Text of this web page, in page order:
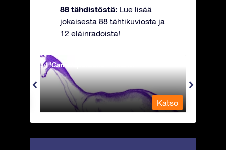
88 tähdistöstä: Lue lisää
jokaisesta 88 tähtikuviosta ja
12 eläinradoista!
Camelopardalis - Kirahvi
Katso